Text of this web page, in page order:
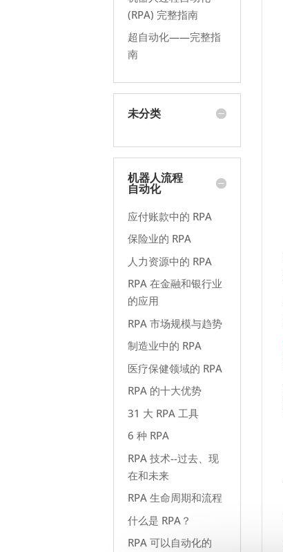
(RPA) 完整指南
超自动化——完整指
南
未分类
机器人流程
自动化
应付账款中的 RPA
保险业的 RPA
人力资源中的 RPA
RPA 在金融和银行业
的应用
RPA 市场规模与趋势
制造业中的 RPA
医疗保健领域的 RPA
RPA 的十大优势
31 大 RPA 工具
6 种 RPA
RPA 技术--过去、现
在和未来
RPA 生命周期和流程
什么是 RPA？
RPA 可以自动化的